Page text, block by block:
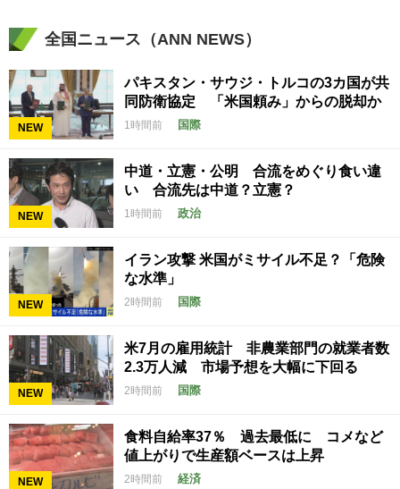
全国ニュース（ANN NEWS）
NEW
パキスタン・サウジ・トルコの3カ国が共
同防衛協定 「米国頼み」からの脱却か
1時間前 国際
NEW
中道・立憲・公明 合流をめぐり食い違
い 合流先は中道？立憲？
1時間前 政治
NEW
イラン攻撃 米国がミサイル不足？「危険
な水準」
2時間前 国際
NEW
米7月の雇用統計 非農業部門の就業者数
2.3万人減 市場予想を大幅に下回る
2時間前 国際
NEW
食料自給率37％ 過去最低に コメなど
値上がりで生産額ベースは上昇
2時間前 経済